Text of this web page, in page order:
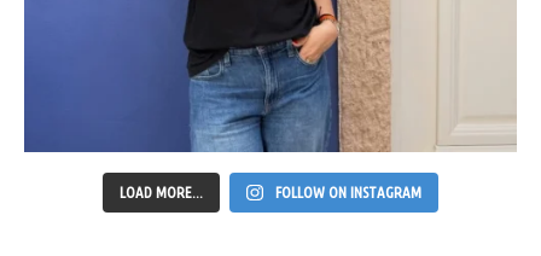
LOAD MORE... FOLLOW ON INSTAGRAM